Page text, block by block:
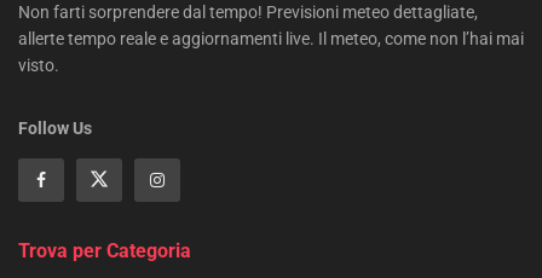
Non farti sorprendere dal tempo! Previsioni meteo dettagliate,
allerte tempo reale e aggiornamenti live. Il meteo, come non l’hai mai
visto.
Follow Us
Trova per Categoria